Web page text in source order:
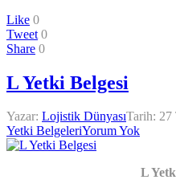
Like 0
Tweet 0
Share 0
L Yetki Belgesi
Yazar: Lojistik DünyasıTarih: 27
Yetki BelgeleriYorum Yok
L